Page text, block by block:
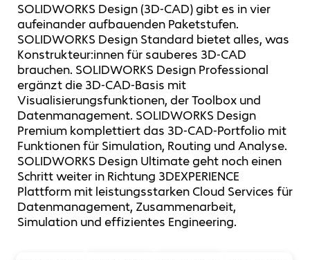
SOLIDWORKS Design (3D-CAD) gibt es in vier
aufeinander aufbauenden Paketstufen.
SOLIDWORKS Design Standard bietet alles, was
Konstrukteur:innen für sauberes 3D-CAD
brauchen. SOLIDWORKS Design Professional
ergänzt die 3D-CAD-Basis mit
Visualisierungsfunktionen, der Toolbox und
Datenmanagement. SOLIDWORKS Design
Premium komplettiert das 3D-CAD-Portfolio mit
Funktionen für Simulation, Routing und Analyse.
SOLIDWORKS Design Ultimate geht noch einen
Schritt weiter in Richtung 3DEXPERIENCE
Plattform mit leistungsstarken Cloud Services für
Datenmanagement, Zusammenarbeit,
Simulation und effizientes Engineering.